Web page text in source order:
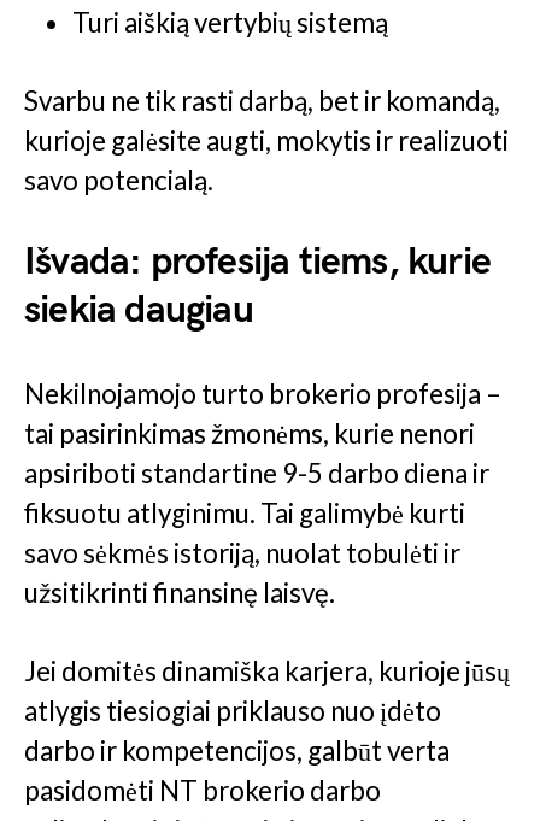
Turi aiškią vertybių sistemą
Svarbu ne tik rasti darbą, bet ir komandą,
kurioje galėsite augti, mokytis ir realizuoti
savo potencialą.
Išvada: profesija tiems, kurie
siekia daugiau
Nekilnojamojo turto brokerio profesija –
tai pasirinkimas žmonėms, kurie nenori
apsiriboti standartine 9-5 darbo diena ir
fiksuotu atlyginimu. Tai galimybė kurti
savo sėkmės istoriją, nuolat tobulėti ir
užsitikrinti finansinę laisvę.
Jei domitės dinamiška karjera, kurioje jūsų
atlygis tiesiogiai priklauso nuo įdėto
darbo ir kompetencijos, galbūt verta
pasidomėti NT brokerio darbo